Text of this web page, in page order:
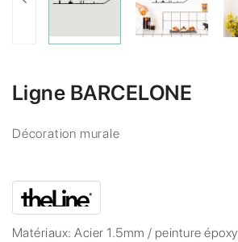
Ligne BARCELONE
Décoration murale
Matériaux:Acier 1.5mm / peinture époxy